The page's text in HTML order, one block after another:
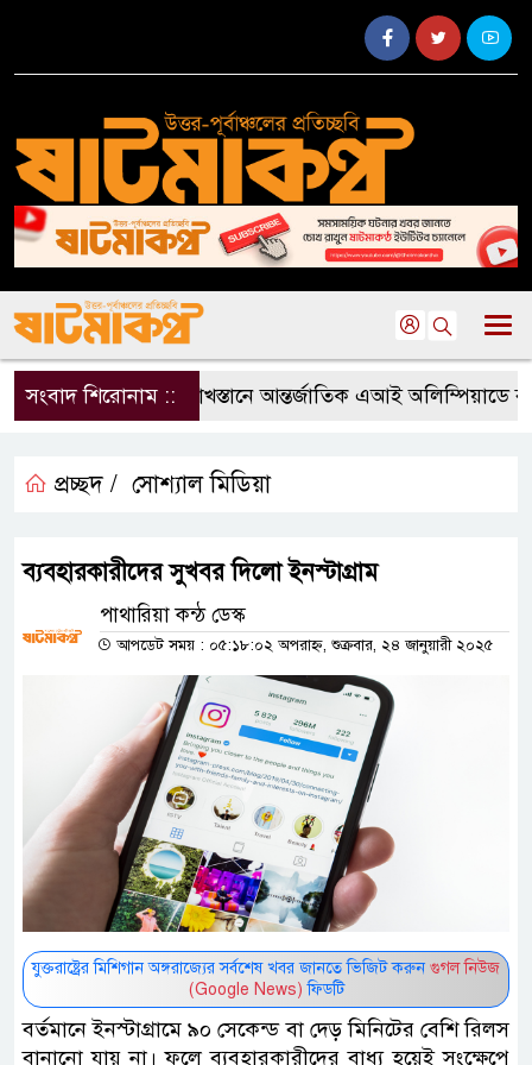
সংবাদ শিরোনাম ::কাজাখস্তানে আন্তর্জাতিক এআই অলিম্পিয়াডে
প্রচ্ছদ / সোশ্যাল মিডিয়া
ব্যবহারকারীদের সুখবর দিলো ইনস্টাগ্রাম
পাথারিয়া কন্ঠ ডেস্ক
আপডেট সময় : ০৫:১৮:০২ অপরাহ্ন, শুক্রবার, ২৪ জানুয়ারী ২০২৫
যুক্তরাষ্ট্রের মিশিগান অঙ্গরাজ্যের সর্বশেষ খবর জানতে ভিজিট করুন গুগল নিউজ
(Google News) ফিডটি
বর্তমানে ইনস্টাগ্রামে ৯০ সেকেন্ড বা দেড় মিনিটের বেশি রিলস
বানানো যায় না। ফলে ব্যবহারকারীদের বাধ্য হয়েই সংক্ষেপে